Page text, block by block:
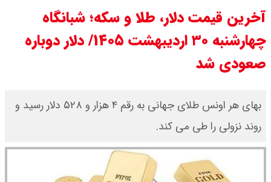
آخرین قیمت دلار، طلا و سکه؛ شبانگاه
چهارشنبه ۳۰ اردیبهشت ۱۴۰۵/ دلار دوباره
صعودی شد
بهای هر اونس طلای جهانی به رقم ۴ هزار و ۵۲۸ دلار رسید و
روند نزولی را طی می کند.